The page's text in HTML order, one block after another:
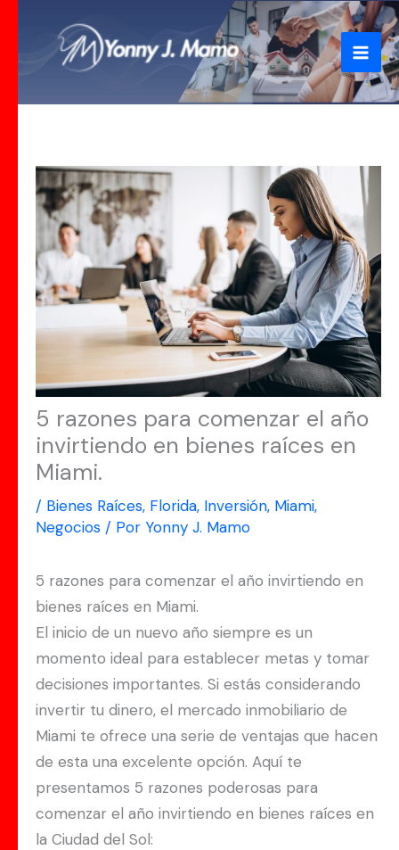
contenido
5 razones para comenzar el año
invirtiendo en bienes raíces en
Miami.
/ Bienes Raíces, Florida, Inversión, Miami,
Negocios / Por Yonny J. Mamo
5 razones para comenzar el año invirtiendo en
bienes raíces en Miami.
El inicio de un nuevo año siempre es un
momento ideal para establecer metas y tomar
decisiones importantes. Si estás considerando
invertir tu dinero, el mercado inmobiliario de
Miami te ofrece una serie de ventajas que hacen
de esta una excelente opción. Aquí te
presentamos 5 razones poderosas para
comenzar el año invirtiendo en bienes raíces en
la Ciudad del Sol: